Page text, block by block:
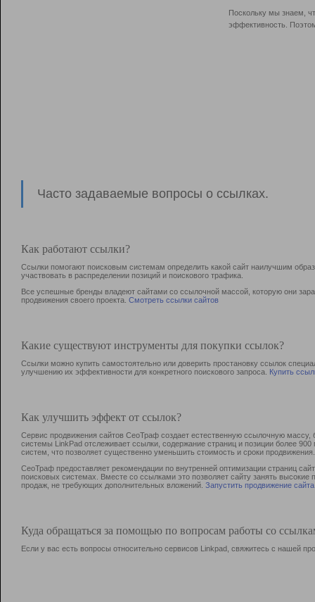
Поскольку мы знаем,
эффективность.
Часто задаваемые вопросы о ссылках.
Как работают ссылки?
Ссылки помогают поисковым системам определить какой сайт наилучшим
участвовать в раcпределении позиций и поискового трафика.
Все успешные бренды владеют сайтами со ссылочной массой, которую они
продвижения своего проекта. Смотреть ссылки сайтов
Какие существуют инструменты для покупки ссылок?
Ссылки можно купить самостоятельно или доверить простановку ссылок
улучшению их эффективности для конкретного поискового запроса. Купить
Как улучшить эффект от ссылок?
Сервис продвижения сайтов СеоТраф создает естественную ссылочную
системы LinkPad отслеживает ссылки, содержание страниц и позиции более
систем, что позволяет существенно уменьшить стоимость и сроки продвижения.
СеоТраф предоставляет рекомендации по внутренней оптимизации страниц
поисковых системах. Вместе со ссылками это позволяет сайту занять
продаж, не требующих дополнительных вложений. Запустить продвижение сайта
Куда обращаться за помощью по вопросам работы со
Если у вас есть вопросы относительно сервисов Linkpad, свяжитесь с нашей